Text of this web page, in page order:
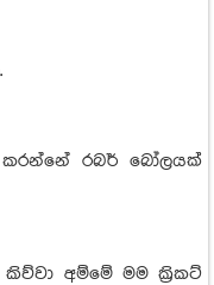
රබර් බෝලයක්
අම්මේ මම ක්‍රිකට්